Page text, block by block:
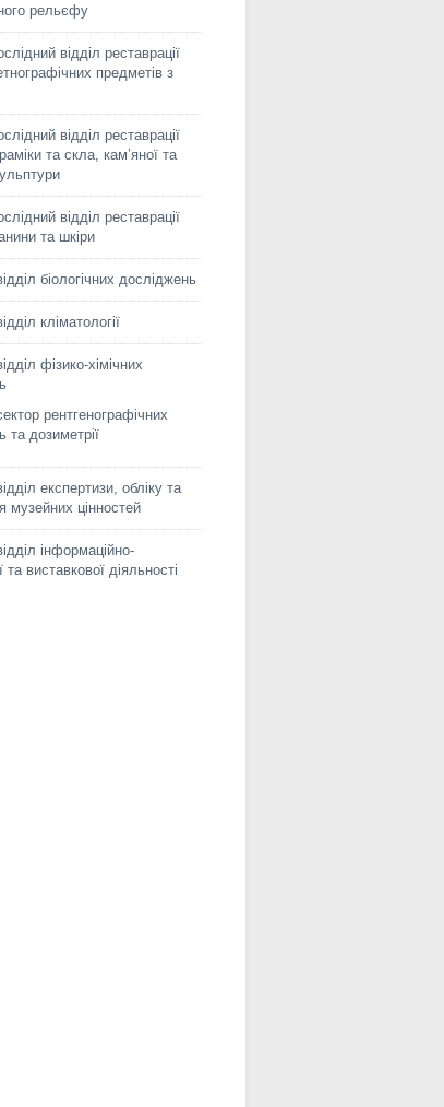
рельєфу
відділ реставрації
предметів з
відділ реставрації
та скла, кам’яної та
відділ реставрації
та шкіри
біологічних досліджень
кліматології
фізико-хімічних
рентгенографічних
та дозиметрії
експертизи, обліку та
музейних цінностей
інформаційно-
та виставкової діяльності